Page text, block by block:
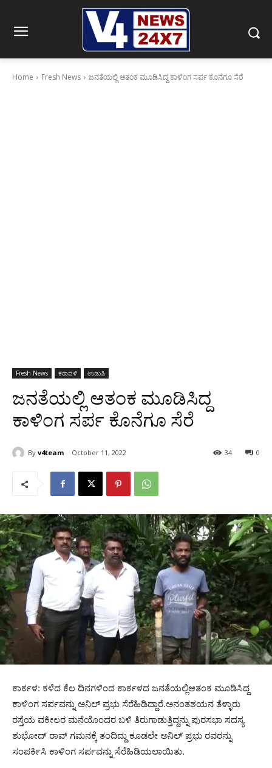
Home Fresh News ಜನತೆಯಲ್ಲಿ ಆತಂಕ ಮೂಡಿಸಿದ್ದ ಕಾಳಿಂಗ ಸರ್ಪ ಕೊನೆಗೂ ಸೆರೆ
Fresh News ಕರಾವಳಿ ಉಡುಪಿ
ಜನತೆಯಲ್ಲಿ ಆತಂಕ ಮೂಡಿಸಿದ್ದ
ಕಾಳಿಂಗ ಸರ್ಪ ಕೊನೆಗೂ ಸೆರೆ
By v4team October 11, 2022 0
34
ಕಾರ್ಕಳ: ಕಳೆದ ಕೆಲ ದಿನಗಳಿಂದ ಕಾರ್ಕಳದ ಜನತೆಯಲ್ಲಿಆತಂಕ ಮೂಡಿಸಿದ್ದ
ಕಾಳಿಂಗ ಸರ್ಪವನ್ನು ಅನಿಲ್ ಪ್ರಭು ಸೆರೆಹಿಡಿದ್ದಾರೆ.ಅನಂತಶಯನ ತೆಳ್ಳಾರು
ರಸ್ತೆಯ ವಕೀಲರ ಮನೆಯೊಂದರ ಬಳಿ ತಿರುಗಾಡುತ್ತಿದ್ದನ್ನು ಪುರಸಭಾ ಸದಸ್ಯ
ಶುಭೋದ್ ರಾವ್ ಗಮನಕ್ಕೆ ತಂದಿದ್ದು ಕೂಡಲೇ ಅನಿಲ್ ಪ್ರಭು ರವರನ್ನು
ಸಂಪರ್ಕಿಸಿ ಕಾಳಿಂಗ ಸರ್ಪವನ್ನು ಸೆರೆಹಿಡಿಯಲಾಯಿತು.